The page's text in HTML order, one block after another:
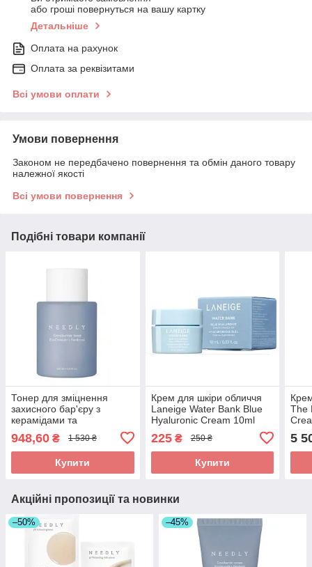
або гроші повернуться на вашу картку
Детальніше
Оплата на рахунок
Оплата за реквізитами
Всі умови оплати
Умови повернення
Законом не передбачено повернення та обмін даного товару
належної якості
Всі умови повернення
Подібні товари компанії
Тонер для зміцнення
захисного бар'єру з
керамідами та
Crossbarrier Toner
948,60 ₴ 1 530 ₴
Купити
Крем для шкіри обличчя
Laneige Water Bank Blue
Hyaluronic Cream 10ml
225₴ 250 ₴
Купити
The
5
Акційні пропозиції та новинки
–50% –45%